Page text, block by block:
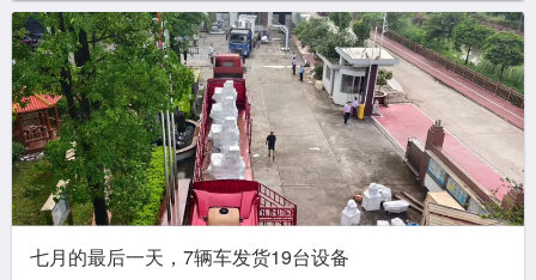
七月的最后一天，7辆车发货19台设备